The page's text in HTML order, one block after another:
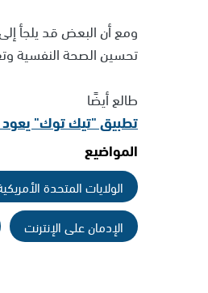
ومع أن البعض قد يلجأ
تحسين الصحة النفسية
طالع أيضًا
تطبيق "تيك توك" يعود
المواضيع
الولايات المتحدة
الإدمان على الإنترنت